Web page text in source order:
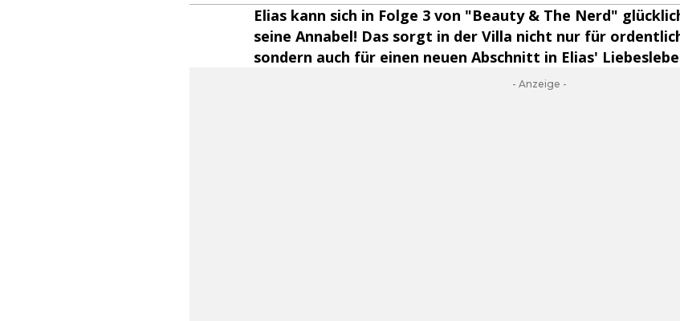
Elias kann sich in Folge 3 von "Beauty & The Nerd"
seine Annabel! Das sorgt in der Villa nicht nur für
sondern auch für einen neuen Abschnitt in Elias'
- Anzeige -